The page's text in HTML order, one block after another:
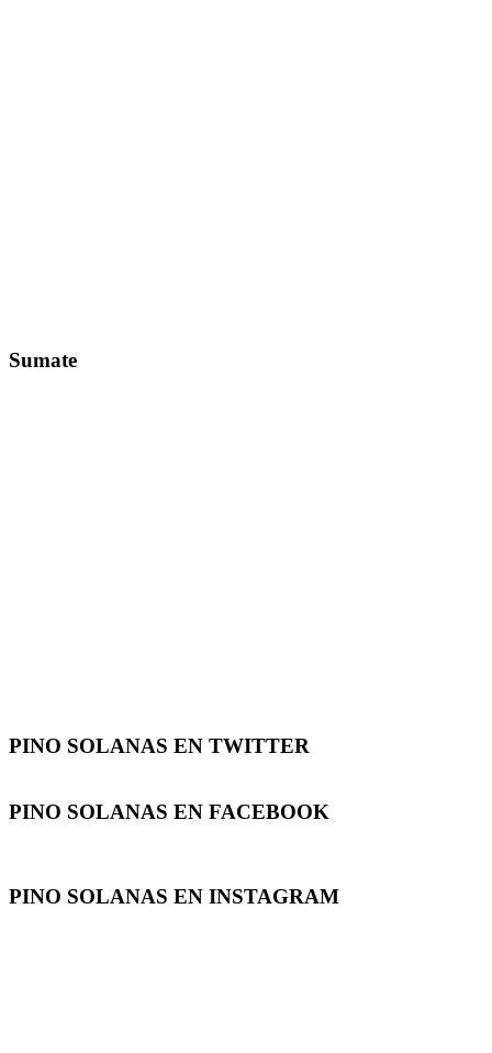
Sumate
PINO SOLANAS EN TWITTER
PINO SOLANAS EN FACEBOOK
PINO SOLANAS EN INSTAGRAM